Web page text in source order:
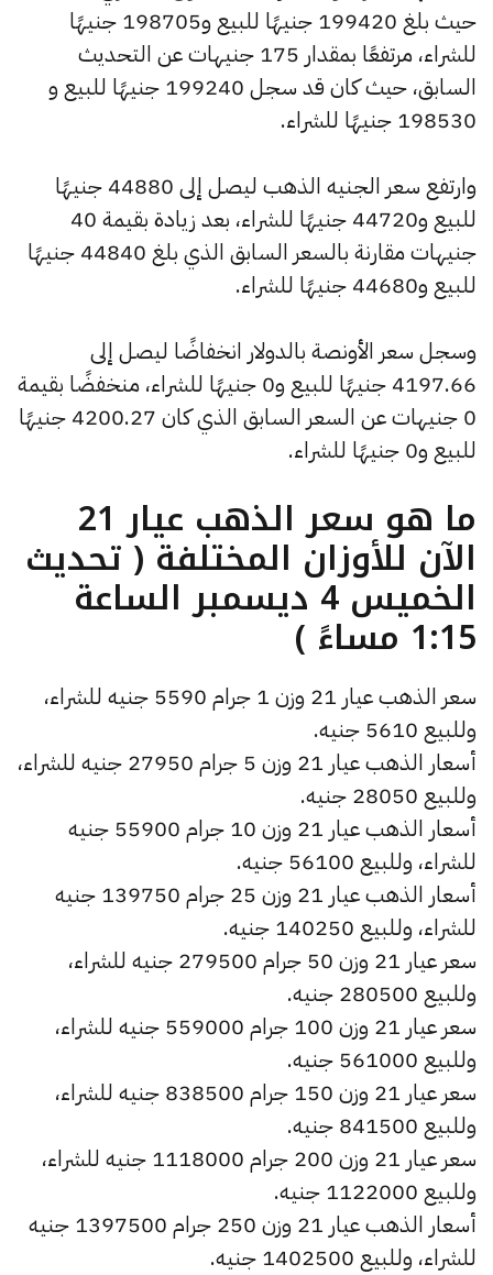
حيث بلغ 199420 جنيهًا للبيع و198705 جنيهًا
للشراء، مرتفعًا بمقدار 175 جنيهات عن التحديث
السابق، حيث كان قد سجل 199240 جنيهًا للبيع و
198530 جنيهًا للشراء.
وارتفع سعر الجنيه الذهب ليصل إلى 44880 جنيهًا
للبيع و44720 جنيهًا للشراء، بعد زيادة بقيمة 40
جنيهات مقارنة بالسعر السابق الذي بلغ 44840 جنيهًا
للبيع و44680 جنيهًا للشراء.
وسجل سعر الأونصة بالدولار انخفاضًا ليصل إلى
4197.66 جنيهًا للبيع و0 جنيهًا للشراء، منخفضًا بقيمة
0 جنيهات عن السعر السابق الذي كان 4200.27 جنيهًا
للبيع و0 جنيهًا للشراء.
ما هو سعر الذهب عيار 21
الآن للأوزان المختلفة ( تحديث
الخميس 4 ديسمبر الساعة
1:15 مساءً )
سعر الذهب عيار 21 وزن 1 جرام 5590 جنيه للشراء،
وللبيع 5610 جنيه.
أسعار الذهب عيار 21 وزن 5 جرام 27950 جنيه للشراء،
وللبيع 28050 جنيه.
أسعار الذهب عيار 21 وزن 10 جرام 55900 جنيه
للشراء، وللبيع 56100 جنيه.
أسعار الذهب عيار 21 وزن 25 جرام 139750 جنيه
للشراء، وللبيع 140250 جنيه.
سعر عيار 21 وزن 50 جرام 279500 جنيه للشراء،
وللبيع 280500 جنيه.
سعر عيار 21 وزن 100 جرام 559000 جنيه للشراء،
وللبيع 561000 جنيه.
سعر عيار 21 وزن 150 جرام 838500 جنيه للشراء،
وللبيع 841500 جنيه.
سعر عيار 21 وزن 200 جرام 1118000 جنيه للشراء،
وللبيع 1122000 جنيه.
أسعار الذهب عيار 21 وزن 250 جرام 1397500 جنيه
للشراء، وللبيع 1402500 جنيه.